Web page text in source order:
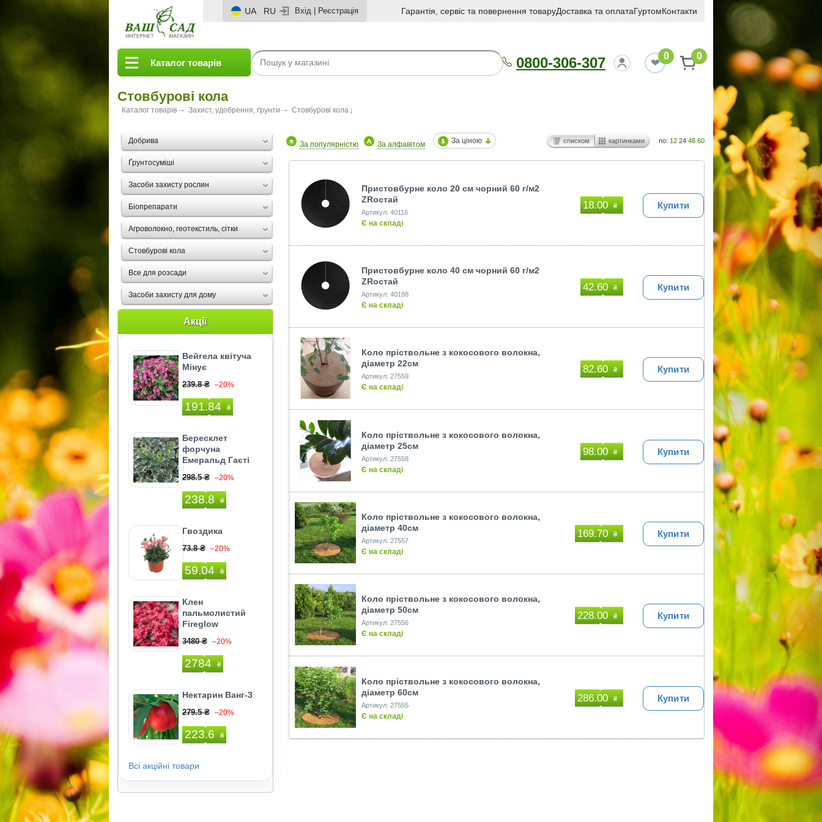
UA RU Вхід Реєстрація Гарантія, сервіс та повернення товаруДоставка та оплатаГуртомКонтакти
Каталог товарів 0800-306-307 0 0
Стовбурові кола
Каталог товарів Захист, удобрення, ґрунти Стовбурові кола
Добрива
Ґрунтосуміші
Засоби захисту рослин
Біопрепарати
Агроволокно, геотекстиль, сітки
Стовбурові кола
Все для розсади
Засоби захисту для дому
Акції
Вейгела квітуча
Мінує
239.8 ₴ –20%
191.84 ₴
Бересклет
форчуна
Емеральд Гаєті
298.5 ₴ –20%
238.8 ₴
Гвоздика
73.8 ₴ –20%
59.04 ₴
Клен
пальмолистий
Fireglow
3480 ₴ –20%
2784 ₴
Нектарин Ванг-3
279.5 ₴ –20%
223.6 ₴
Всі акційні товари
За популярністю За алфавітом За ціною по: 12 24 48 60
списком картинками
Пристовбурне коло 20 см чорний 60 г/м2
ZRостай
Артикул: 40116
Є на складі
18.00 ₴ Купити
Пристовбурне коло 40 см чорний 60 г/м2
ZRостай
Артикул: 40188
Є на складі
42.60 ₴ Купити
Коло пріствольне з кокосового волокна,
діаметр 22см
Артикул: 27559
Є на складі
82.60 ₴ Купити
Коло пріствольне з кокосового волокна,
діаметр 25см
Артикул: 27558
Є на складі
98.00 ₴ Купити
Коло пріствольне з кокосового волокна,
діаметр 40см
Артикул: 27557
Є на складі
169.70 ₴ Купити
Коло пріствольне з кокосового волокна,
діаметр 50см
Артикул: 27556
Є на складі
228.00 ₴ Купити
Коло пріствольне з кокосового волокна,
діаметр 60см
Артикул: 27555
Є на складі
286.00 ₴ Купити